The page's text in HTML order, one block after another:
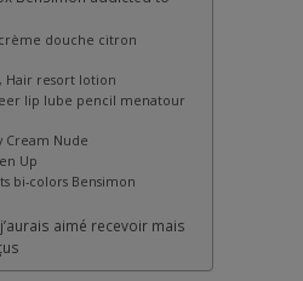
douche citron
Hair resort lotion
lip lube pencil menatour
Cream Nude
Up
bi-colors Bensimon
aimé recevoir mais